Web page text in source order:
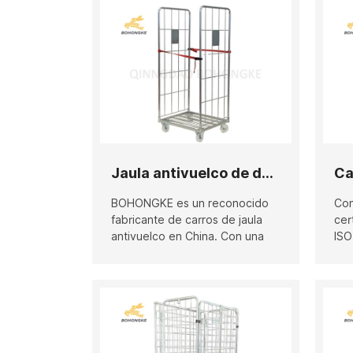
lavandería.
Jaula antivuelco de dos lados para logística
BOHONGKE es un reconocido
fabricante de carros de jaula
antivuelco en China. Con una
puede producir 7000 carros de
jaula al mes. Implementamos
estrictamente la norma de